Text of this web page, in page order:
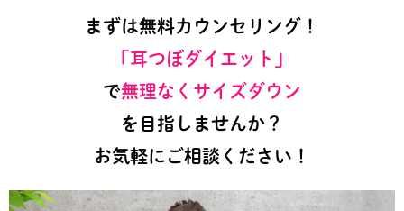
まずは無料カウンセリング！
「耳つぼダイエット」
で無理なくサイズダウン
を目指しませんか？
お気軽にご相談ください！